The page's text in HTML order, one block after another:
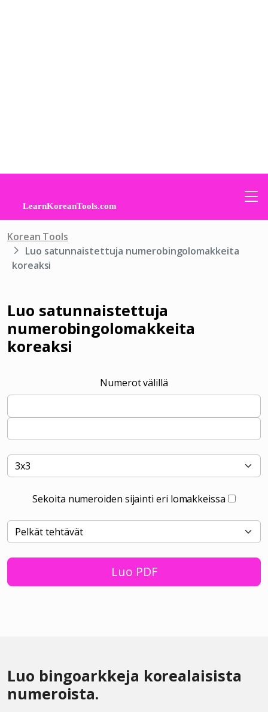
Korean Tools
Luo satunnaistettuja numerobingolomakkeita
koreaksi
Luo satunnaistettuja
numerobingolomakkeita
koreaksi
Numerot välillä
Sekoita numeroiden sijainti eri lomakkeissa
Luo PDF
Luo bingoarkkeja korealaisista
numeroista.